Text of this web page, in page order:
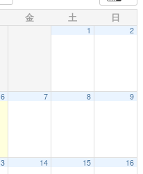
金 土 日
1 2
6 7 8 9
14 15 16